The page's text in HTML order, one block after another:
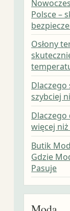
Polsce –
Osłony
szybciej
więcej
Butik
Gdzie
Pasuje